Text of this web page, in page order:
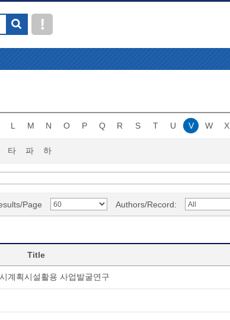
L M N O P Q R S T U V W X
타 파 하
Page Authors/Record:
Title
계획시설활용 사업발굴연구